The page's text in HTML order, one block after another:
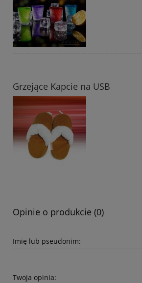
Grzejące Kapcie na USB
Opinie o produkcie (0)
Imię lub pseudonim:
Twoja opinia: